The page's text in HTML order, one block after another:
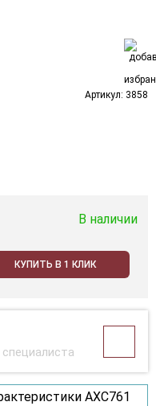
Артикул: 3858
В наличии
КУПИТЬ В 1 КЛИК
AXC761